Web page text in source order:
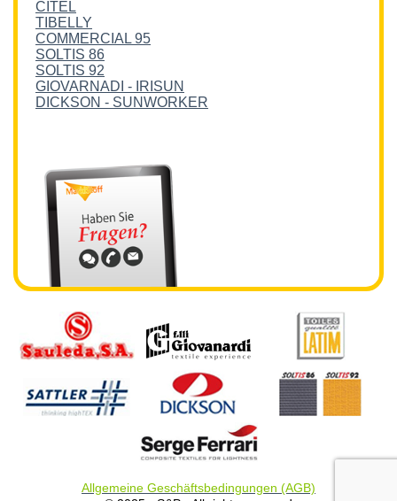
CITEL
TIBELLY
COMMERCIAL 95
SOLTIS 86
SOLTIS 92
GIOVARNADI - IRISUN
DICKSON - SUNWORKER
Allgemeine Geschäftsbedingungen (AGB)